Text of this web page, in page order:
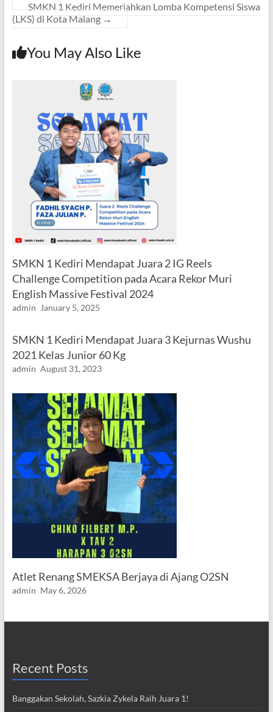
SMKN 1 Kediri Memeriahkan Lomba Kompetensi Siswa
(LKS) di Kota Malang →
You May Also Like
SMKN 1 Kediri Mendapat Juara 2 IG Reels
Challenge Competition pada Acara Rekor Muri
English Massive Festival 2024
admin January 5, 2025
SMKN 1 Kediri Mendapat Juara 3 Kejurnas Wushu
2021 Kelas Junior 60 Kg
admin August 31, 2023
Atlet Renang SMEKSA Berjaya di Ajang O2SN
admin May 6, 2026
Recent Posts
Banggakan Sekolah, Sazkia Zykela Raih Juara 1!